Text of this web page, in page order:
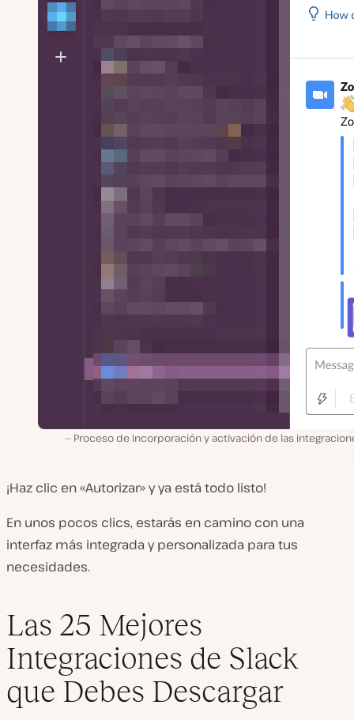
Proceso de incorporación y activación de las
¡Haz clic en «Autorizar» y ya está todo listo!
En unos pocos clics, estarás en camino con una
interfaz más integrada y personalizada para tus
necesidades.
Las 25 Mejores
Integraciones de Slack
que Debes Descargar